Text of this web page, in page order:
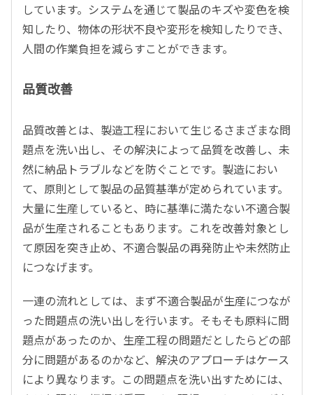
しています。システムを通じて製品のキズや変色を検
知したり、物体の形状不良や変形を検知したりでき、
人間の作業負担を減らすことができます。
品質改善
品質改善とは、製造工程において生じるさまざまな問
題点を洗い出し、その解決によって品質を改善し、未
然に納品トラブルなどを防ぐことです。製造におい
て、原則として製品の品質基準が定められています。
大量に生産していると、時に基準に満たない不適合製
品が生産されることもあります。これを改善対象とし
て原因を突き止め、不適合製品の再発防止や未然防止
につなげます。
一連の流れとしては、まず不適合製品が生産につなが
った問題点の洗い出しを行います。そもそも原料に問
題点があったのか、生産工程の問題だとしたらどの部
分に問題があるのかなど、解決のアプローチはケース
により異なります。この問題点を洗い出すためには、